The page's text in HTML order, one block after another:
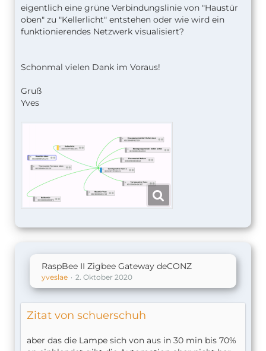
eigentlich eine grüne Verbindungslinie von "Haustür
oben" zu "Kellerlicht" entstehen oder wie wird ein
funktionierendes Netzwerk visualisiert?
Schonmal vielen Dank im Voraus!
Gruß
Yves
RaspBee II Zigbee Gateway deCONZ
yveslae 2. Oktober 2020
Zitat von schuerschuh
aber das die Lampe sich von aus in 30 min bis 70%